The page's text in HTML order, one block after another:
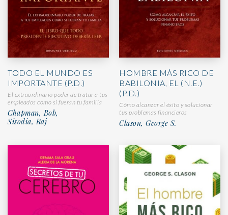
TODO EL MUNDO ES
IMPORTANTE (P.D.)
El extraordinario poder de tratar a tus
empleados como si fueran tu familia
Chapman, Bob,
Sisodia, Raj
HOMBRE MÁS RICO DE
BABILONIA, EL (N.E.)
(P.D.)
Cómo alcanzar el éxito y solucionar
tus problemas financieros
Clason, George S.